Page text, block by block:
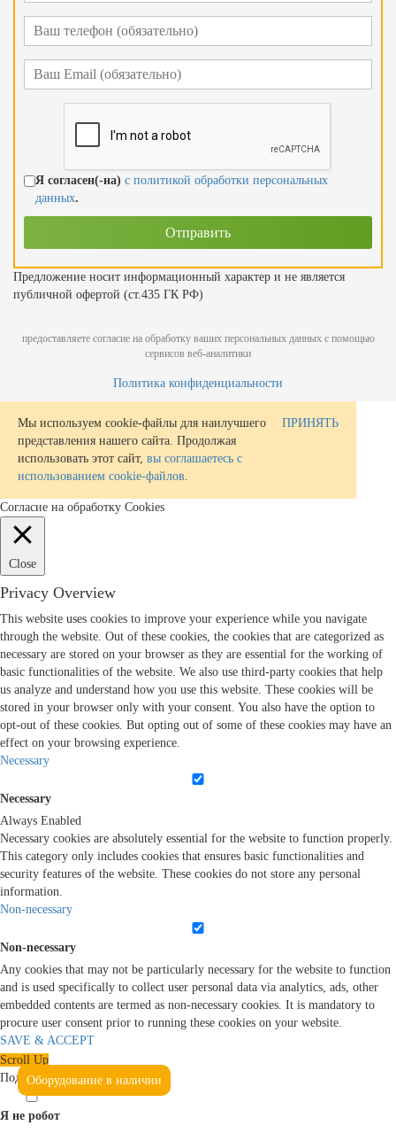
Я согласен(-на) с политикой обработки персональных
данных.
Предложение носит информационный характер и не является
публичной офертой (ст.435 ГК РФ)
предоставляете согласие на обработку ваших персональных данных с помощью
сервисов веб-аналитики
Политика конфиденциальности
Оборудование в наличии
Мы используем cookie-файлы для наилучшего
представления нашего сайта. Продолжая
использовать этот сайт, вы соглашаетесь с
использованием cookie-файлов.
ПРИНЯТЬ
Согласие на обработку Cookies
Close
Privacy Overview
This website uses cookies to improve your experience while you navigate
through the website. Out of these cookies, the cookies that are categorized as
necessary are stored on your browser as they are essential for the working of
basic functionalities of the website. We also use third-party cookies that help
us analyze and understand how you use this website. These cookies will be
stored in your browser only with your consent. You also have the option to
opt-out of these cookies. But opting out of some of these cookies may have an
effect on your browsing experience.
Necessary
Necessary
Always Enabled
Necessary cookies are absolutely essential for the website to function properly.
This category only includes cookies that ensures basic functionalities and
security features of the website. These cookies do not store any personal
information.
Non-necessary
Non-necessary
Any cookies that may not be particularly necessary for the website to function
and is used specifically to collect user personal data via analytics, ads, other
embedded contents are termed as non-necessary cookies. It is mandatory to
procure user consent prior to running these cookies on your website.
SAVE & ACCEPT
Scroll Up
Подтвердите, что вы не робот
Я не робот